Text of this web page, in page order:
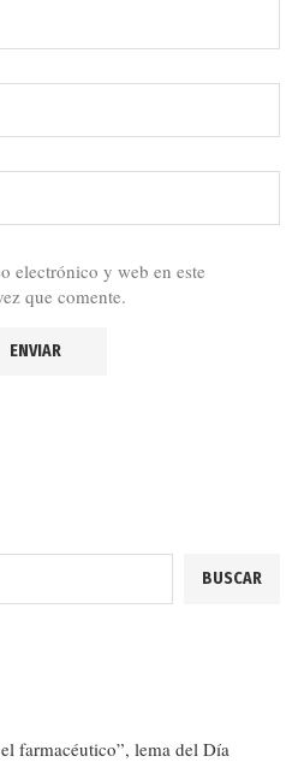
electrónico y web en este
que comente.
BUSCAR
farmacéutico”, lema del Día